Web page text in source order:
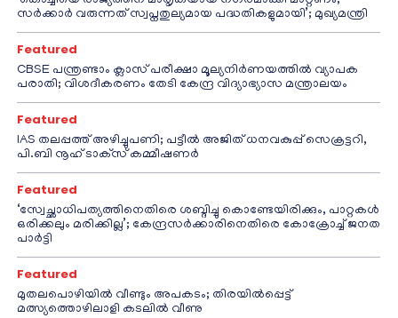
സർക്കാർ വരുന്നത് സ്വപ്നതുല്യമായ പദ്ധതികളുമായി’; മുഖ്യമന്ത്രി
Featured
CBSE പന്ത്രണ്ടാം ക്ലാസ് പരീക്ഷാ മൂല്യനിർണയത്തിൽ വ്യാപക
പരാതി; വിശദീകരണം തേടി കേന്ദ്ര വിദ്യാഭ്യാസ മന്ത്രാലയം
Featured
IAS തലപ്പത്ത് അഴിച്ചുപണി; പട്ടീല്‍ അജിത് ധനവകുപ്പ് സെക്രട്ടറി,
പി.ബി നൂഹ് ടാക്‌സ് കമ്മീഷണര്‍
Featured
‘സ്വേച്ഛാധിപത്യത്തിനെതിരെ ശബ്ദിച്ചു കൊണ്ടേയിരിക്കും, പാറ്റകൾ
ഒരിക്കലും മരിക്കില്ല’; കേന്ദ്രസർക്കാരിനെതിരെ കോക്രോച്ച് ജനത
പാർട്ടി
Featured
മുതലപൊഴിയിൽ വീണ്ടും അപകടം; തിരയിൽപ്പെട്ട്
മത്സ്യത്തൊഴിലാളി കടലിൽ വീണു